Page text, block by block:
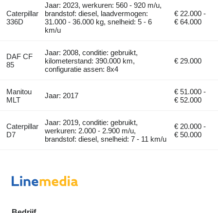
Caterpillar
336D
Jaar: 2023, werkuren: 560 - 920 m/u,
brandstof: diesel, laadvermogen:
31.000 - 36.000 kg, snelheid: 5 - 6
km/u
€ 22.000 -
€ 64.000
DAF CF
85
Jaar: 2008, conditie: gebruikt,
kilometerstand: 390.000 km,
configuratie assen: 8x4
€ 29.000
Manitou
MLT
Jaar: 2017
€ 51.000 -
€ 52.000
Caterpillar
D7
Jaar: 2019, conditie: gebruikt,
werkuren: 2.000 - 2.900 m/u,
brandstof: diesel, snelheid: 7 - 11 km/u
€ 20.000 -
€ 50.000